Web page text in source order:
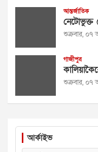
আন্তর্জাতিক
নেটোভুক্ত
শুক্রবার,
গাজীপুর
শুক্রবার,
আর্কাইভ